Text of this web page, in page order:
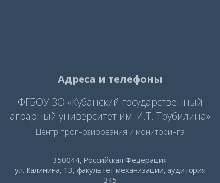
Адреса и телефоны
ФГБОУ ВО «Кубанский государственный
аграрный университет им. И.Т. Трубилина»
Центр прогнозирования и мониторинга
350044, Российская Федерация
ул. Калинина, 13, факультет механизации, аудитория
345